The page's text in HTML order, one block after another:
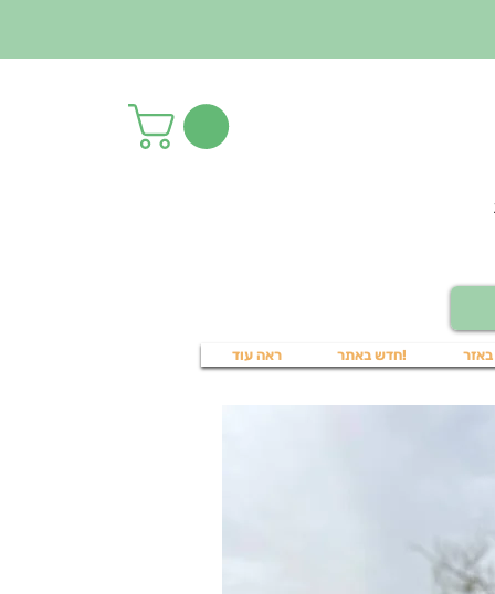
באזר !חדש באתר ראה עוד